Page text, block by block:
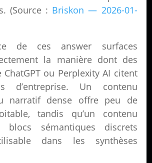
(Source : Briskon — 2026-01-
de ces answer surfaces
la manière dont des
ou Perplexity AI citent
d’entreprise. Un contenu
narratif dense offre peu de
tandis qu’un contenu
blocs sémantiques discrets
dans les synthèses